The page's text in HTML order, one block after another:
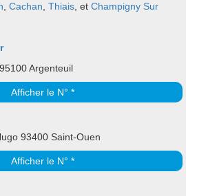
Cachan Thiais , et Champigny Sur
Argenteuil
Afficher le N° *
93400 Saint-Ouen
Afficher le N° *